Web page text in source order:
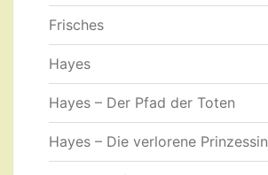
Frisches
Hayes
Hayes – Der Pfad der Toten
Hayes – Die verlorene Prinzessin